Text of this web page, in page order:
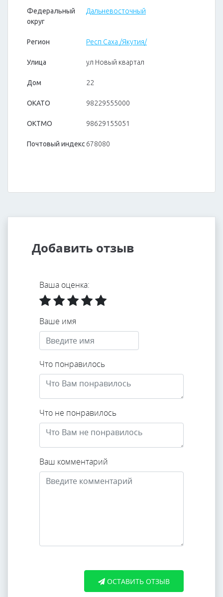
Федеральный
округ
Дальневосточный
Регион Респ Саха /Якутия/
Улица ул Новый квартал
Дом 22
ОКАТО 98229555000
ОКТМО 98629155051
Почтовый индекс678080
Добавить отзыв
Ваша оценка:
Ваше имя
Что понравилось
Что не понравилось
Ваш комментарий
ОСТАВИТЬ ОТЗЫВ